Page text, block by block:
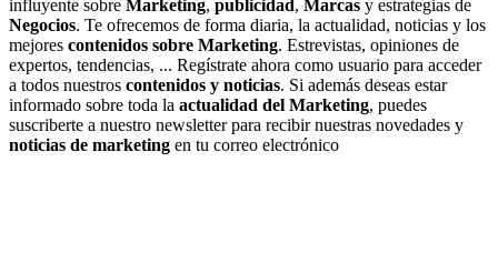
influyente sobre Marketing, publicidad, Marcas y estrategias de
Negocios. Te ofrecemos de forma diaria, la actualidad, noticias y los
mejores contenidos sobre Marketing. Estrevistas, opiniones de
expertos, tendencias, ... Regístrate ahora como usuario para acceder
a todos nuestros contenidos y noticias. Si además deseas estar
informado sobre toda la actualidad del Marketing, puedes
suscriberte a nuestro newsletter para recibir nuestras novedades y
noticias de marketing en tu correo electrónico